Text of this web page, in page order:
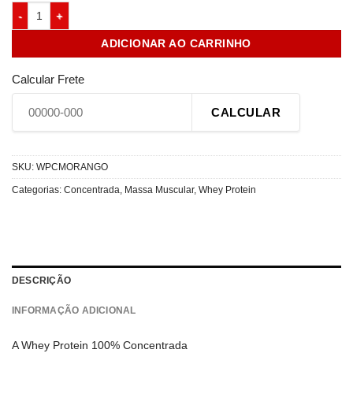
ADICIONAR AO CARRINHO
Calcular Frete
CALCULAR
SKU: WPCMORANGO
Categorias: Concentrada, Massa Muscular, Whey Protein
DESCRIÇÃO
INFORMAÇÃO ADICIONAL
A Whey Protein 100% Concentrada